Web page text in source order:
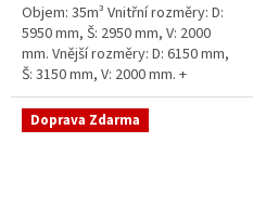
Objem: 35m³ Vnitřní rozměry: D:
5950 mm, Š: 2950 mm, V: 2000
mm. Vnější rozměry: D: 6150 mm,
Š: 3150 mm, V: 2000 mm. +
komínek. Běžná doba dodání 2-3
týdny od objednávky....
Doprava Zdarma